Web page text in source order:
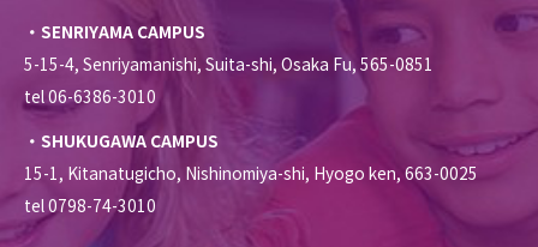
・SENRIYAMA CAMPUS
5-15-4, Senriyamanishi, Suita-shi, Osaka Fu, 565-0851
tel 06-6386-3010
・SHUKUGAWA CAMPUS
15-1, Kitanatugicho, Nishinomiya-shi, Hyogo ken, 663-0025
tel 0798-74-3010